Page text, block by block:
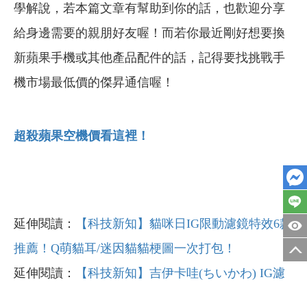
學解說， 若本篇文章有幫助到你的話，也歡迎分享
給身邊需要的親朋好友喔！而若你最近剛好想要換
新蘋果手機或其他產品配件的話，記得要找挑戰手
機市場最低價的傑昇通信喔！
超殺蘋果空機價看這裡！
延伸閱讀：
【科技新知】貓咪日IG限動濾鏡特效6款
推薦！Q萌貓耳/迷因貓貓梗圖一次打包！
延伸閱讀：
【科技新知】吉伊卡哇(ちいかわ) IG濾